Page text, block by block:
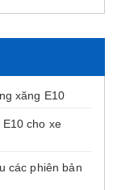
xăng E10
cho xe
các phiên bản